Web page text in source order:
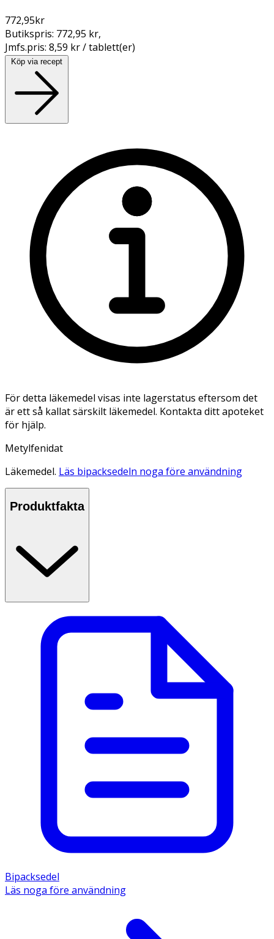
772,95kr
Butikspris: 772,95 kr,
Jmfs.pris: 8,59 kr / tablett(er)
Köp via recept
För detta läkemedel visas inte lagerstatus eftersom det
är ett så kallat särskilt läkemedel. Kontakta ditt apoteket
för hjälp.
Metylfenidat
Läkemedel. Läs bipacksedeln noga före användning
Produktfakta
Bipacksedel
Läs noga före användning